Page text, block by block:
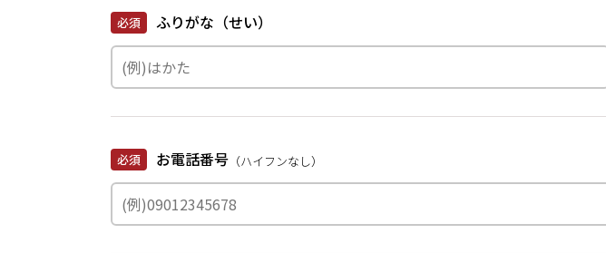
ふりがな（せい）
必須
お電話番号
必須 （ハイフンなし）